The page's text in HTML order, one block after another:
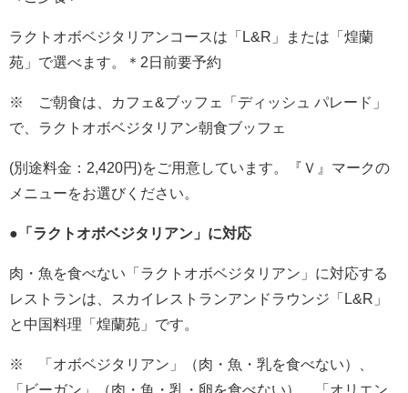
ラクトオボベジタリアンコースは「L&R」または「煌蘭
苑」で選べます。＊2日前要予約
※ ご朝食は、カフェ&ブッフェ「ディッシュ パレード」
で、ラクトオボベジタリアン朝食ブッフェ
(別途料金：2,420円)をご用意しています。『Ｖ』マークの
メニューをお選びください。
●「ラクトオボベジタリアン」に対応
肉・魚を食べない「ラクトオボベジタリアン」に対応する
レストランは、スカイレストランアンドラウンジ「L&R」
と中国料理「煌蘭苑」です。
※ 「オボベジタリアン」（肉・魚・乳を食べない）、
「ビーガン」（肉・魚・乳・卵を食べない）、「オリエン